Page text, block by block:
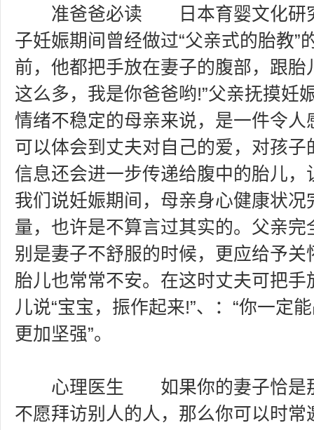
准爸爸必读 日本育婴文化研究
子妊娠期间曾经做过“父亲式的胎教”
前，他都把手放在妻子的腹部，跟胎
这么多，我是你爸爸哟!”父亲抚摸妊
情绪不稳定的母亲来说，是一件令
可以体会到丈夫对自己的爱，对孩
信息还会进一步传递给腹中的胎儿
我们说妊娠期间，母亲身心健康状况
量，也许是不算言过其实的。父亲
别是妻子不舒服的时候，更应给予
胎儿也常常不安。在这时丈夫可把
儿说“宝宝，振作起来!”、：“你一定
更加坚强”。
心理医生 如果你的妻子恰是那
不愿拜访别人的人，那么你可以时